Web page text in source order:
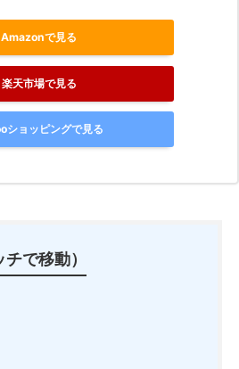
Amazonで見る
楽天市場で見る
ショッピングで見る
で移動）